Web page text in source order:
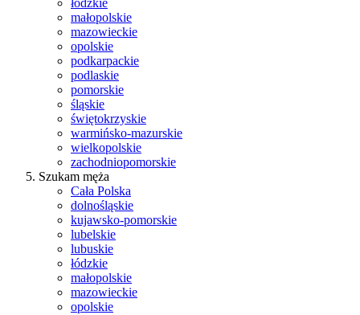
łódzkie
małopolskie
mazowieckie
opolskie
podkarpackie
podlaskie
pomorskie
śląskie
świętokrzyskie
warmińsko-mazurskie
wielkopolskie
zachodniopomorskie
Szukam męża
Cała Polska
dolnośląskie
kujawsko-pomorskie
lubelskie
lubuskie
łódzkie
małopolskie
mazowieckie
opolskie